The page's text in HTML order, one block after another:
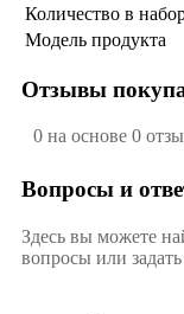
Количество в
Модель продукта
Отзывы
0 на основе 0
Вопросы и
Здесь вы можете
вопросы или